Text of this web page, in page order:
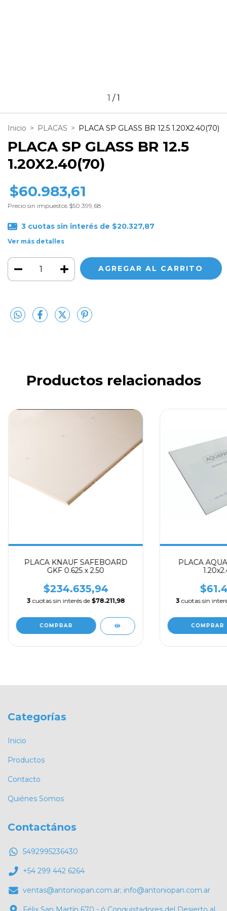
1 /1
Inicio > PLACAS > PLACA SP GLASS BR 12.5 1.20X2.40(70)
PLACA SP GLASS BR 12.5
1.20X2.40(70)
$60.983,61
Precio sin impuestos $50.399,68
3 cuotas sin interés de $20.327,87
Ver más detalles
Productos relacionados
PLACA KNAUF SAFEBOARD
GKF 0.625 x 2.50
$234.635,94
3 cuotas sin interés de $78.211,98
PLACA
3 cuotas sin
Categorías
Inicio
Productos
Contacto
Quiénes Somos
Contactános
5492995236430
+54 299 442 6264
ventas@antoniopan.com.ar; info@antoniopan.com.ar